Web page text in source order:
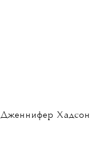
Дженнифер Хадсон